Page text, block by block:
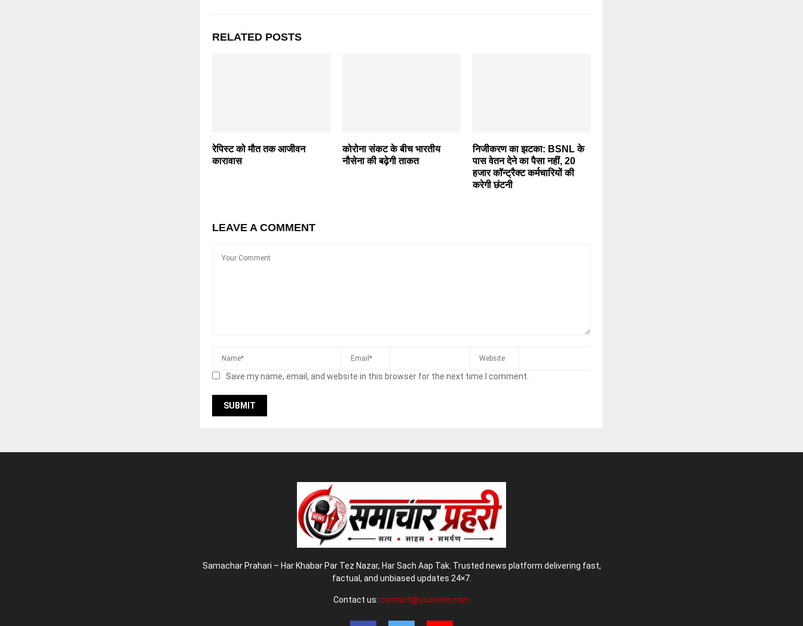
RELATED POSTS
रेपिस्ट को मौत तक आजीवन
कारावास
कोरोना संकट के बीच भारतीय
नौसेना की बढ़ेगी ताकत
निजीकरण का झटका: BSNL के
पास वेतन देने का पैसा नहीं, 20
हजार कॉन्ट्रैक्ट कर्मचारियों की
करेगी छंटनी
LEAVE A COMMENT
Save my name, email, and website in this browser for the next time I comment.
Samachar Prahari – Har Khabar Par Tez Nazar, Har Sach Aap Tak. Trusted news platform delivering fast,
factual, and unbiased updates 24×7.
Contact us: contact@yoursite.com